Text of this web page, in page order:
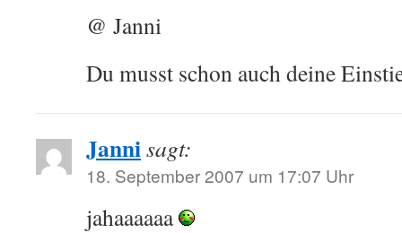
@ Janni
Du musst schon auch deine
Jannisagt:
18. September 2007 um 17:07 Uhr
jahaaaaaa